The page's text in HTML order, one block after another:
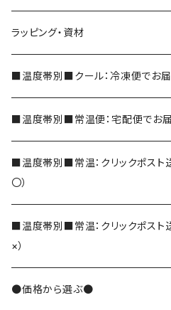
和フィナンシェ
シェイク
深蒸し茶
玉露
玄米茶
ほうじ茶
和紅茶
そば茶
でわかおりそば茶
その他のお茶
ラッピング・資材
■温度帯別■クール：冷凍便でお
■温度帯別■常温便：宅配便でお
■温度帯別■常温：クリックポスト
〇）
■温度帯別■常温：クリックポスト
×）
●価格から選ぶ●